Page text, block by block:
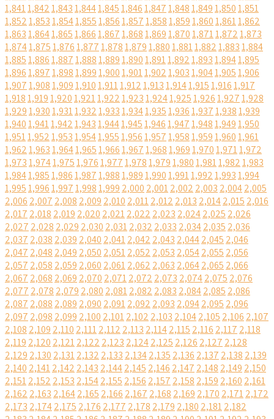
1,8411,8421,8431,8441,8451,8461,8471,8481,8491,8501,851
1,8521,8531,8541,8551,8561,8571,8581,8591,8601,8611,862
1,8631,8641,8651,8661,8671,8681,8691,8701,8711,8721,873
1,8741,8751,8761,8771,8781,8791,8801,8811,8821,8831,884
1,8851,8861,8871,8881,8891,8901,8911,8921,8931,8941,895
1,8961,8971,8981,8991,9001,9011,9021,9031,9041,9051,906
1,9071,9081,9091,9101,9111,9121,9131,9141,9151,9161,917
1,9181,9191,9201,9211,9221,9231,9241,9251,9261,9271,928
1,9291,9301,9311,9321,9331,9341,9351,9361,9371,9381,939
1,9401,9411,9421,9431,9441,9451,9461,9471,9481,9491,950
1,9511,9521,9531,9541,9551,9561,9571,9581,9591,9601,961
1,9621,9631,9641,9651,9661,9671,9681,9691,9701,9711,972
1,9731,9741,9751,9761,9771,9781,9791,9801,9811,9821,983
1,9841,9851,9861,9871,9881,9891,9901,9911,9921,9931,994
1,9951,9961,9971,9981,999 2,000 2,0012,002 2,003 2,0042,005
2,006 2,007 2,008 2,009 2,010 2,0112,012 2,013 2,0142,015 2,016
2,017 2,018 2,019 2,020 2,0212,022 2,023 2,0242,025 2,026
2,027 2,028 2,029 2,030 2,0312,032 2,033 2,0342,035 2,036
2,037 2,038 2,039 2,040 2,0412,042 2,043 2,0442,045 2,046
2,047 2,048 2,049 2,050 2,0512,052 2,053 2,0542,055 2,056
2,057 2,058 2,059 2,060 2,0612,062 2,063 2,0642,065 2,066
2,067 2,068 2,069 2,070 2,0712,072 2,073 2,0742,075 2,076
2,077 2,078 2,079 2,080 2,0812,082 2,083 2,0842,085 2,086
2,087 2,088 2,089 2,090 2,0912,092 2,093 2,0942,095 2,096
2,097 2,098 2,099 2,100 2,1012,102 2,103 2,1042,105 2,106 2,107
2,108 2,109 2,110 2,1112,112 2,113 2,1142,115 2,116 2,117 2,118
2,119 2,120 2,1212,122 2,123 2,1242,125 2,126 2,127 2,128
2,129 2,130 2,1312,132 2,133 2,1342,135 2,136 2,137 2,138 2,139
2,140 2,1412,142 2,143 2,1442,145 2,146 2,147 2,148 2,149 2,150
2,1512,152 2,153 2,1542,155 2,156 2,157 2,158 2,159 2,160 2,161
2,162 2,163 2,1642,165 2,166 2,167 2,168 2,169 2,170 2,1712,172
2,173 2,1742,175 2,176 2,177 2,178 2,179 2,180 2,1812,182